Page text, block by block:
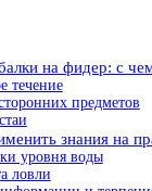
на фидер: с
течение
предметов
знания на
уровня воды
ловли